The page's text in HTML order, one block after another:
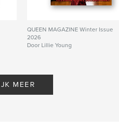
QUEEN MAGAZINE Winter Issue
2026
Door Lillie Young
MEER